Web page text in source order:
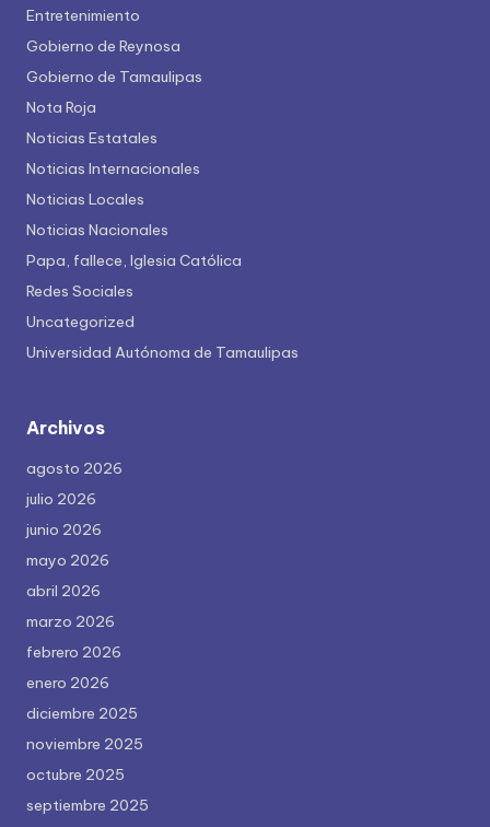
Entretenimiento
Gobierno de Reynosa
Gobierno de Tamaulipas
Nota Roja
Noticias Estatales
Noticias Internacionales
Noticias Locales
Noticias Nacionales
Papa, fallece, Iglesia Católica
Redes Sociales
Uncategorized
Universidad Autónoma de Tamaulipas
Archivos
agosto 2026
julio 2026
junio 2026
mayo 2026
abril 2026
marzo 2026
febrero 2026
enero 2026
diciembre 2025
noviembre 2025
octubre 2025
septiembre 2025